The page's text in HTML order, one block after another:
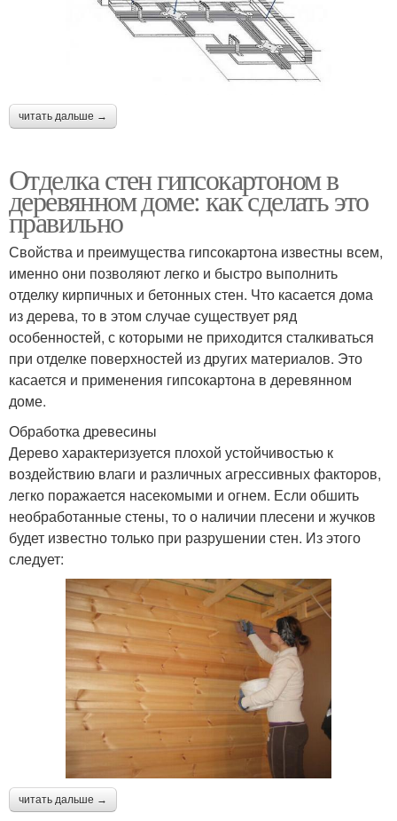
читать дальше →
Отделка стен гипсокартоном в
деревянном доме: как сделать это
правильно
Свойства и преимущества гипсокартона известны всем,
именно они позволяют легко и быстро выполнить
отделку кирпичных и бетонных стен. Что касается дома
из дерева, то в этом случае существует ряд
особенностей, с которыми не приходится сталкиваться
при отделке поверхностей из других материалов. Это
касается и применения гипсокартона в деревянном
доме.
Обработка древесины
Дерево характеризуется плохой устойчивостью к
воздействию влаги и различных агрессивных факторов,
легко поражается насекомыми и огнем. Если обшить
необработанные стены, то о наличии плесени и жучков
будет известно только при разрушении стен. Из этого
следует:
читать дальше →